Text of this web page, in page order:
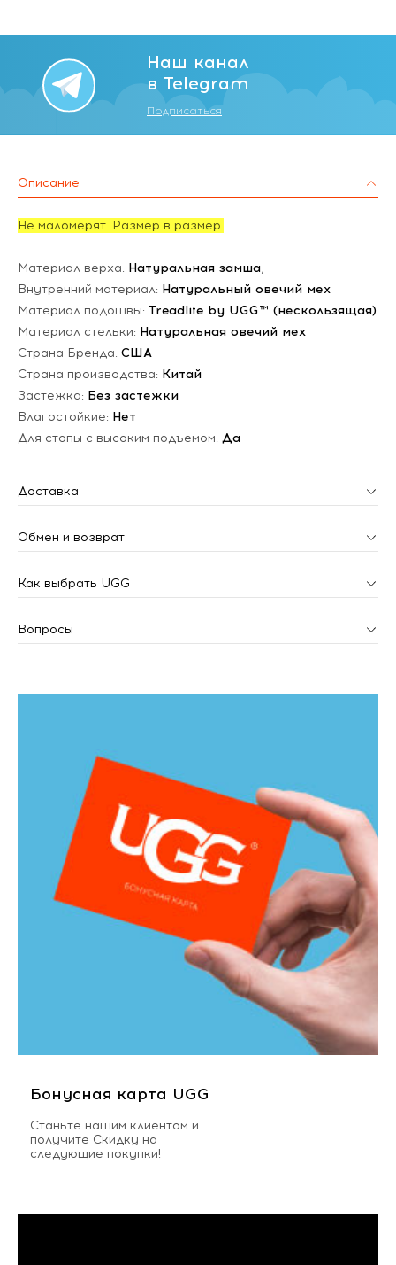
Наш канал
в Telegram
Подписаться
Описание
Не маломерят. Размер в размер.
Материал верха: Натуральная замша,
Внутренний материал: Натуральный овечий мех
Материал подошвы: Treadlite by UGG™ (нескользящая)
Материал стельки: Натуральная овечий мех
Страна Бренда: США
Страна производства: Китай
Застежка: Без застежки
Влагостойкие: Нет
Для стопы с высоким подъемом: Да
Доставка
Обмен и возврат
Как выбрать UGG
Вопросы
Бонусная карта UGG
Станьте нашим клиентом и
получите Скидку на
следующие покупки!